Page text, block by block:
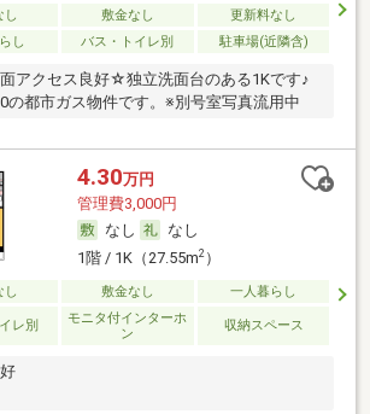
し 敷金なし
更新料なし
し
バス・トイレ別 駐車場(近隣含)
アクセス良好☆独立洗面台のある1Kです♪
の都市ガス物件です。※別号室写真流用中
4.30万円
管理費3,000円
なし
なし
1階 / 1K（27.55m2）
し 敷金なし 一人暮らし
レ別
モニタ付インターホ
ン
収納スペース